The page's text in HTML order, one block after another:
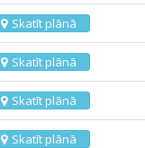
Skatīt plānā
Skatīt plānā
Skatīt plānā
Skatīt plānā